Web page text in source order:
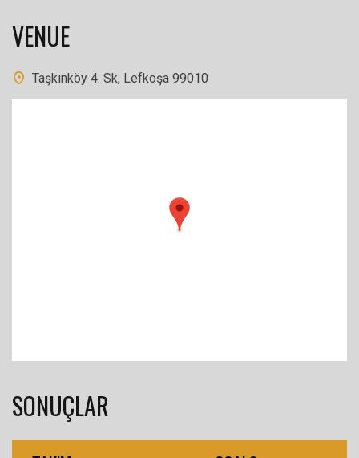
VENUE
Taşkınköy 4. Sk, Lefkoşa 99010
SONUÇLAR